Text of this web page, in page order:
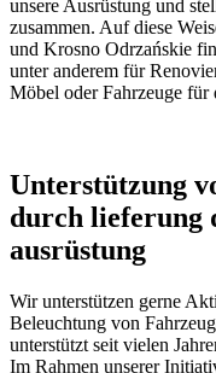
unsere Ausrüstung und
zusammen. Auf diese
und Krosno Odrzańskie
unter anderem für
Möbel oder Fahrzeuge für
Unterstützung
durch lieferung
ausrüstung
Wir unterstützen gerne
Beleuchtung von
unterstützt seit vielen
Im Rahmen unserer